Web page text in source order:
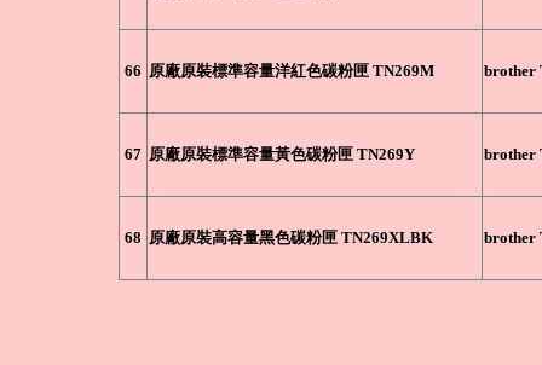
66 原廠原裝標準容量洋紅色碳粉匣 TN269M brother
67 原廠原裝標準容量黃色碳粉匣 TN269Y brother
68 原廠原裝高容量黑色碳粉匣 TN269XLBK brother